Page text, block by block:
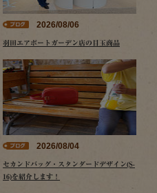
2026/08/06
羽田エアポートガーデン店の目玉商品
2026/08/04
セカンドバッグ・スタンダードデザイン(S-
16)を紹介します！